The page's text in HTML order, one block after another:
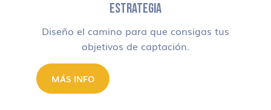
ESTRATEGIA
Diseño el camino para que consigas tus
objetivos de captación.
MÁS INFO